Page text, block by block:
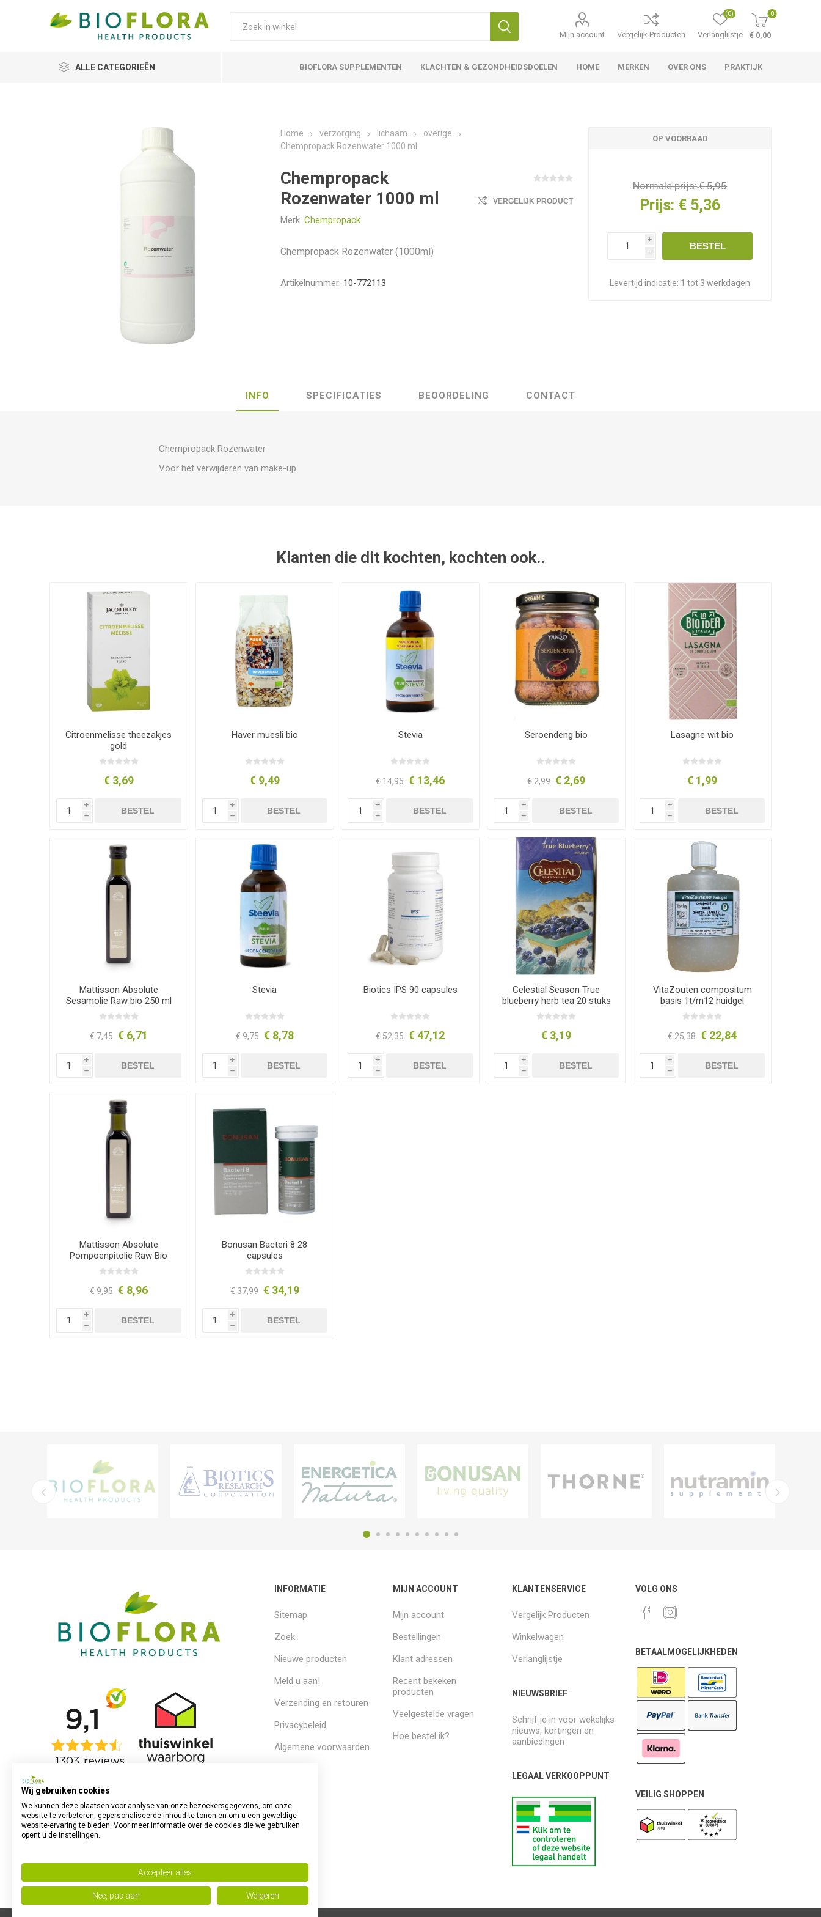
Mijn account Vergelijk Producten Verlanglijstje
(0) 0
€ 0,00
ALLE CATEGORIEËN BIOFLORA SUPPLEMENTEN KLACHTEN & GEZONDHEIDSDOELEN HOME MERKEN OVER ONS PRAKTIJK
Home verzorging lichaam
overige
Chempropack Rozenwater 1000 ml
Chempropack
Rozenwater 1000 ml
Merk: Chempropack
VERGELIJK PRODUCT
Chempropack Rozenwater (1000ml)
Artikelnummer: 10-772113
OP VOORRAAD
Normale prijs:€ 5,95
Prijs: € 5,36
i
h
BESTEL
Levertijd indicatie: 1 tot 3 werkdagen
INFO SPECIFICATIES BEOORDELING CONTACT
Chempropack Rozenwater
Voor het verwijderen van make-up
Klanten die dit kochten, kochten ook..
Citroenmelisse theezakjes
gold
€ 3,69
i
h
BESTEL
Haver muesli bio
€ 9,49
i
h
BESTEL
Stevia
€ 14,95 € 13,46
i
h
BESTEL
Seroendeng bio
€ 2,99 € 2,69
i
h
BESTEL
Lasagne wit bio
€ 1,99
i
h
BESTEL
Mattisson Absolute
Sesamolie Raw bio 250 ml
€ 7,45 € 6,71
i
h
BESTEL
Stevia
€ 9,75 € 8,78
i
h
BESTEL
Biotics IPS 90 capsules
€ 52,35 € 47,12
i
h
BESTEL
Celestial Season True
blueberry herb tea 20 stuks
€ 3,19
i
h
BESTEL
VitaZouten compositum
basis 1t/m12 huidgel
€ 25,38 € 22,84
i
h
BESTEL
Mattisson Absolute
Pompoenpitolie Raw Bio
250ml
€ 9,95 € 8,96
i
h
BESTEL
Bonusan Bacteri 8 28
capsules
€ 37,99 € 34,19
i
h
BESTEL
INFORMATIE
Sitemap
Zoek
Nieuwe producten
Meld u aan!
Verzending en retouren
Privacybeleid
Algemene voorwaarden
MIJN ACCOUNT
Mijn account
Bestellingen
Klant adressen
Recent bekeken
producten
Veelgestelde vragen
Hoe bestel ik?
KLANTENSERVICE
Vergelijk Producten
Winkelwagen
Verlanglijstje
NIEUWSBRIEF
Schrijf je in voor wekelijks
nieuws, kortingen en
aanbiedingen
LEGAAL VERKOOPPUNT
VOLG ONS
BETAALMOGELIJKHEDEN
VEILIG SHOPPEN
Wij gebruiken cookies
We kunnen deze plaatsen voor analyse van onze bezoekersgegevens, om onze
website te verbeteren, gepersonaliseerde inhoud te tonen en om u een geweldige
website-ervaring te bieden. Voor meer informatie over de cookies die we gebruiken
opent u de instellingen.
Accepteer alles
Nee, pas aan Weigeren